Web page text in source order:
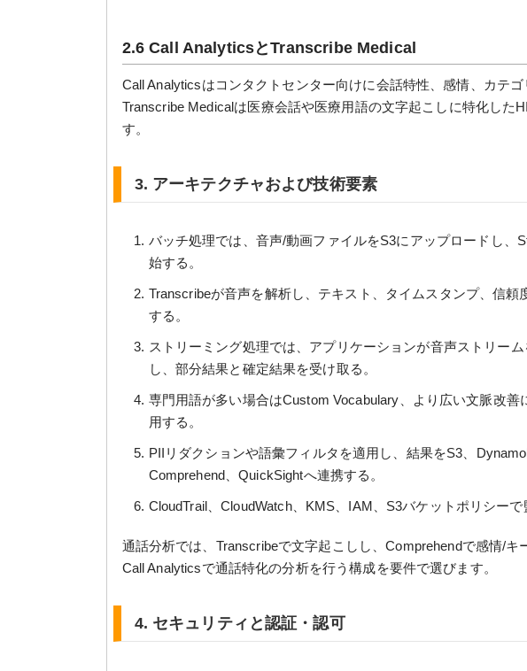
2.6 Call AnalyticsとTranscribe Medical
Call Analyticsはコンタクトセンター向けに会話特性、感情、カテゴ
Transcribe Medicalは医療会話や医療用語の文字起こしに特化した
す。
3. アーキテクチャおよび技術要素
バッチ処理では、音声/動画ファイルをS3にアップロードし、
始する。
Transcribeが音声を解析し、テキスト、タイムスタンプ、信頼
する。
ストリーミング処理では、アプリケーションが音声ストリー
し、部分結果と確定結果を受け取る。
専門用語が多い場合はCustom Vocabulary、より広い文脈改善
用する。
PIIリダクションや語彙フィルタを適用し、結果をS3、
Comprehend、QuickSightへ連携する。
CloudTrail、CloudWatch、KMS、IAM、S3バケットポリシーで
通話分析では、Transcribeで文字起こしし、Comprehendで感情/キ
Call Analyticsで通話特化の分析を行う構成を要件で選びます。
4. セキュリティと認証・認可